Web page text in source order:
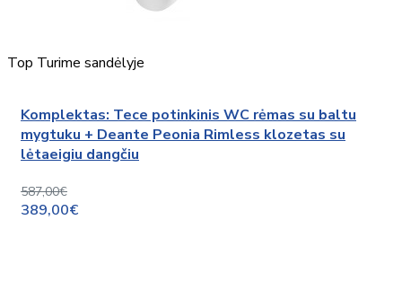
Top Turime sandėlyje
Komplektas: Tece potinkinis WC rėmas su baltu
mygtuku + Deante Peonia Rimless klozetas su
lėtaeigiu dangčiu
587,00€
389,00€